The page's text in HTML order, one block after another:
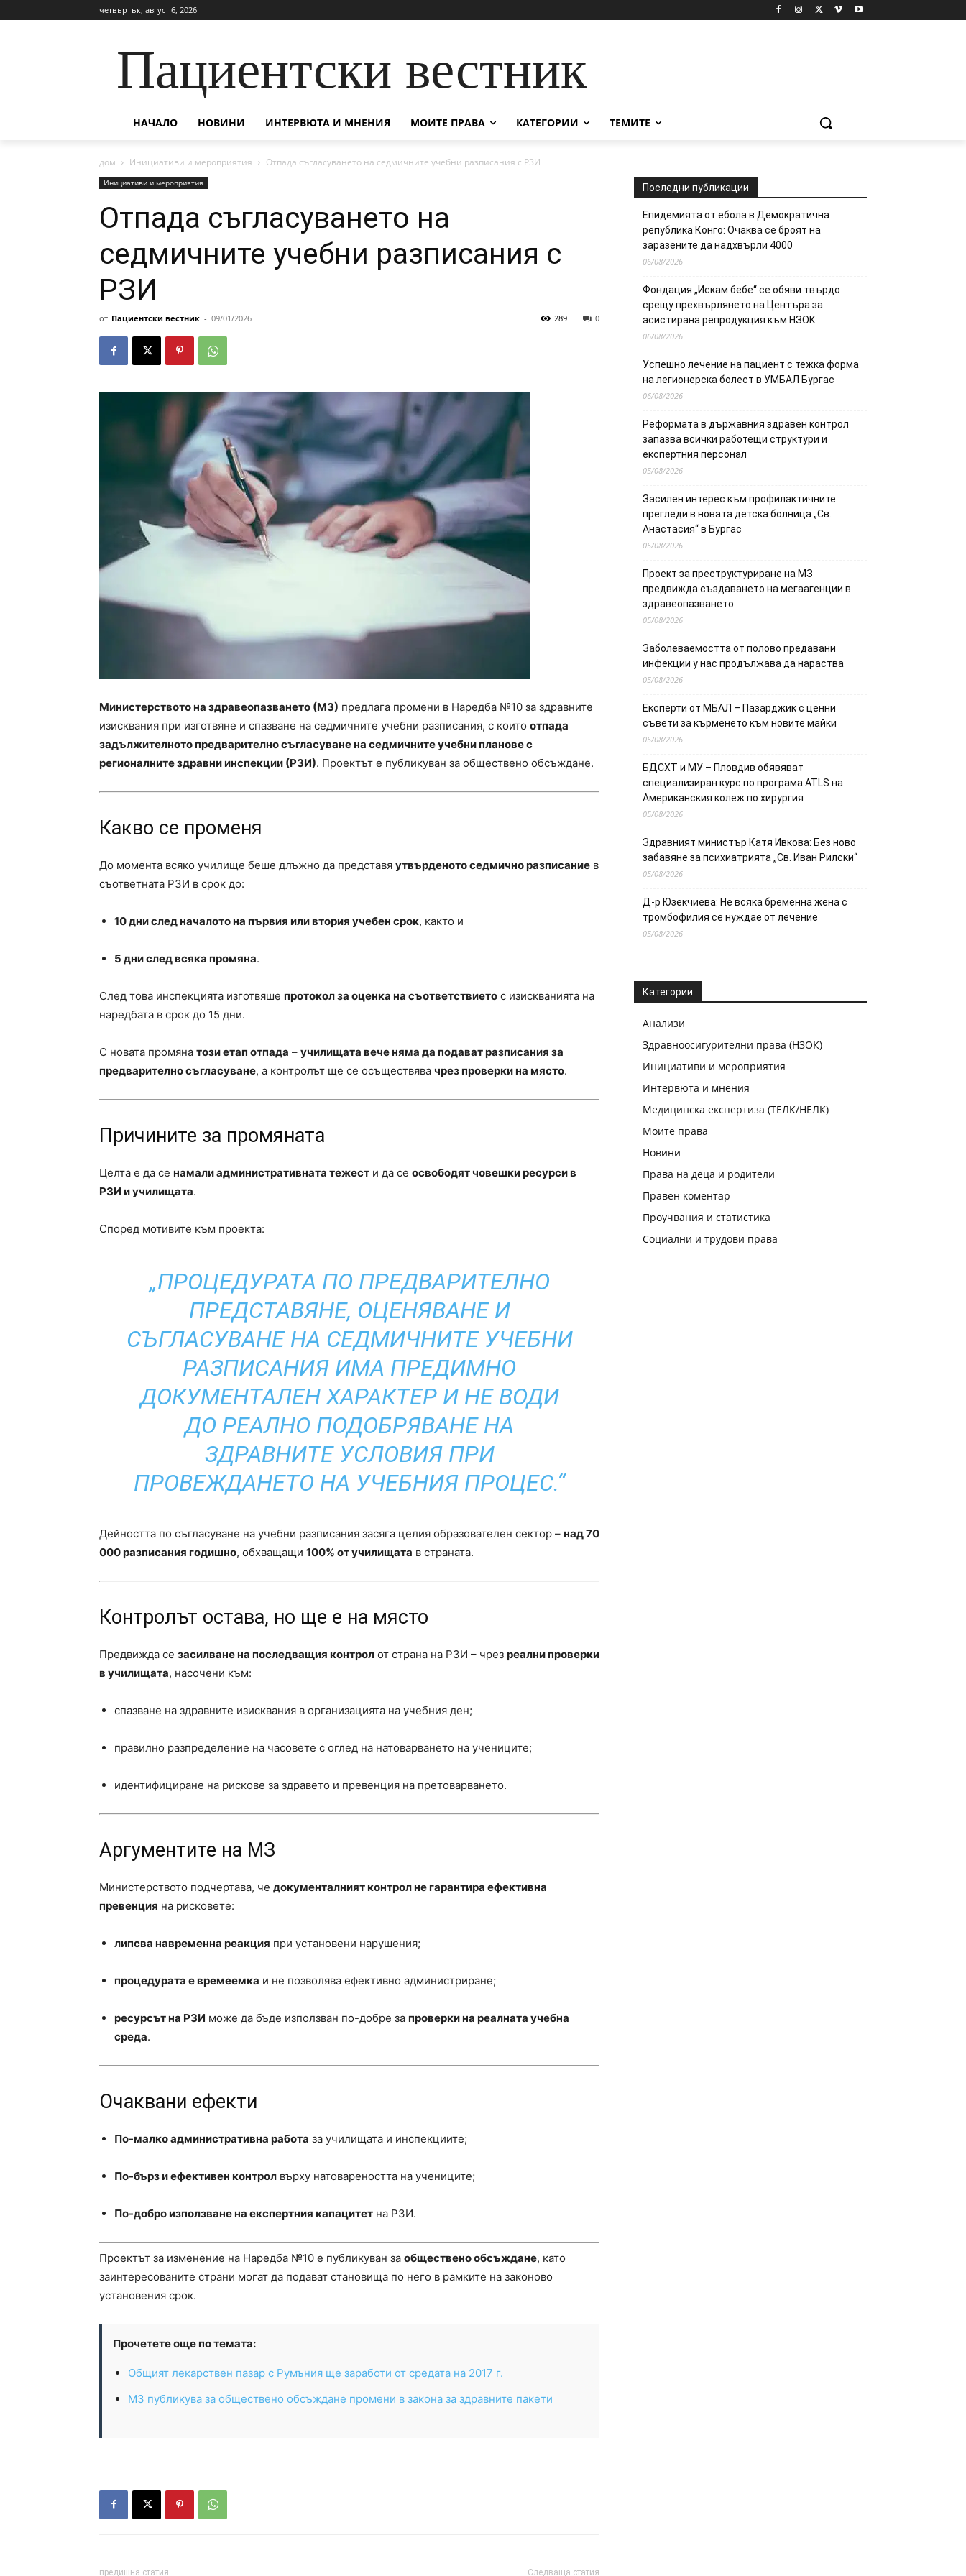
четвъртък, август 6, 2026
Пациентски вестник
НАЧАЛО НОВИНИ ИНТЕРВЮТА И МНЕНИЯ МОИТЕ ПРАВА КАТЕГОРИИ ТЕМИТЕ
дом Инициативи и мероприятия Отпада съгласуването на седмичните учебни разписания с РЗИ
Инициативи и мероприятия
Отпада съгласуването на
седмичните учебни разписания с
РЗИ
от Пациентски вестник - 09/01/2026 0
289
Министерството на здравеопазването (МЗ) предлага промени в Наредба №10 за здравните
изисквания при изготвяне и спазване на седмичните учебни разписания, с които отпада
задължителното предварително съгласуване на седмичните учебни планове с
регионалните здравни инспекции (РЗИ). Проектът е публикуван за обществено обсъждане.
Какво се променя
До момента всяко училище беше длъжно да представя утвърденото седмично разписание в
съответната РЗИ в срок до:
10 дни след началото на първия или втория учебен срок, както и
5 дни след всяка промяна.
След това инспекцията изготвяше протокол за оценка на съответствието с изискванията на
наредбата в срок до 15 дни.
С новата промяна този етап отпада – училищата вече няма да подават разписания за
предварително съгласуване, а контролът ще се осъществява чрез проверки на място.
Причините за промяната
Целта е да се намали административната тежест и да се освободят човешки ресурси в
РЗИ и училищата.
Според мотивите към проекта:
„ПРОЦЕДУРАТА ПО ПРЕДВАРИТЕЛНО
ПРЕДСТАВЯНЕ, ОЦЕНЯВАНЕ И
СЪГЛАСУВАНЕ НА СЕДМИЧНИТЕ УЧЕБНИ
РАЗПИСАНИЯ ИМА ПРЕДИМНО
ДОКУМЕНТАЛЕН ХАРАКТЕР И НЕ ВОДИ
ДО РЕАЛНО ПОДОБРЯВАНЕ НА
ЗДРАВНИТЕ УСЛОВИЯ ПРИ
ПРОВЕЖДАНЕТО НА УЧЕБНИЯ ПРОЦЕС.“
Дейността по съгласуване на учебни разписания засяга целия образователен сектор – над 70
000 разписания годишно, обхващащи 100% от училищата в страната.
Контролът остава, но ще е на място
Предвижда се засилване на последващия контрол от страна на РЗИ – чрез реални проверки
в училищата, насочени към:
спазване на здравните изисквания в организацията на учебния ден;
правилно разпределение на часовете с оглед на натоварването на учениците;
идентифициране на рискове за здравето и превенция на претоварването.
Аргументите на МЗ
Министерството подчертава, че документалният контрол не гарантира ефективна
превенция на рисковете:
липсва навременна реакция при установени нарушения;
процедурата е времеемка и не позволява ефективно администриране;
ресурсът на РЗИ може да бъде използван по-добре за проверки на реалната учебна
среда.
Очаквани ефекти
По-малко административна работа за училищата и инспекциите;
По-бърз и ефективен контрол върху натовареността на учениците;
По-добро използване на експертния капацитет на РЗИ.
Проектът за изменение на Наредба №10 е публикуван за обществено обсъждане, като
заинтересованите страни могат да подават становища по него в рамките на законово
установения срок.
Прочетете още по темата:
Общият лекарствен пазар с Румъния ще заработи от средата на 2017 г.
МЗ публикува за обществено обсъждане промени в закона за здравните пакети
предишна статия Следваща статия
Последни публикации
Епидемията от ебола в Демократична
република Конго: Очаква се броят на
заразените да надхвърли 4000
06/08/2026
Фондация „Искам бебе“ се обяви твърдо
срещу прехвърлянето на Центъра за
асистирана репродукция към НЗОК
06/08/2026
Успешно лечение на пациент с тежка форма
на легионерска болест в УМБАЛ Бургас
06/08/2026
Реформата в държавния здравен контрол
запазва всички работещи структури и
експертния персонал
05/08/2026
Засилен интерес към профилактичните
прегледи в новата детска болница „Св.
Анастасия“ в Бургас
05/08/2026
Проект за преструктуриране на МЗ
предвижда създаването на мегаагенции в
здравеопазването
05/08/2026
Заболеваемостта от полово предавани
инфекции у нас продължава да нараства
05/08/2026
Експерти от МБАЛ – Пазарджик с ценни
съвети за кърменето към новите майки
05/08/2026
БДСХТ и МУ – Пловдив обявяват
специализиран курс по програма ATLS на
Американския колеж по хирургия
05/08/2026
Здравният министър Катя Ивкова: Без ново
забавяне за психиатрията „Св. Иван Рилски“
05/08/2026
Д-р Юзекчиева: Не всяка бременна жена с
тромбофилия се нуждае от лечение
05/08/2026
Категории
Анализи
Здравноосигурителни права (НЗОК)
Инициативи и мероприятия
Интервюта и мнения
Медицинска експертиза (ТЕЛК/НЕЛК)
Моите права
Новини
Права на деца и родители
Правен коментар
Проучвания и статистика
Социални и трудови права